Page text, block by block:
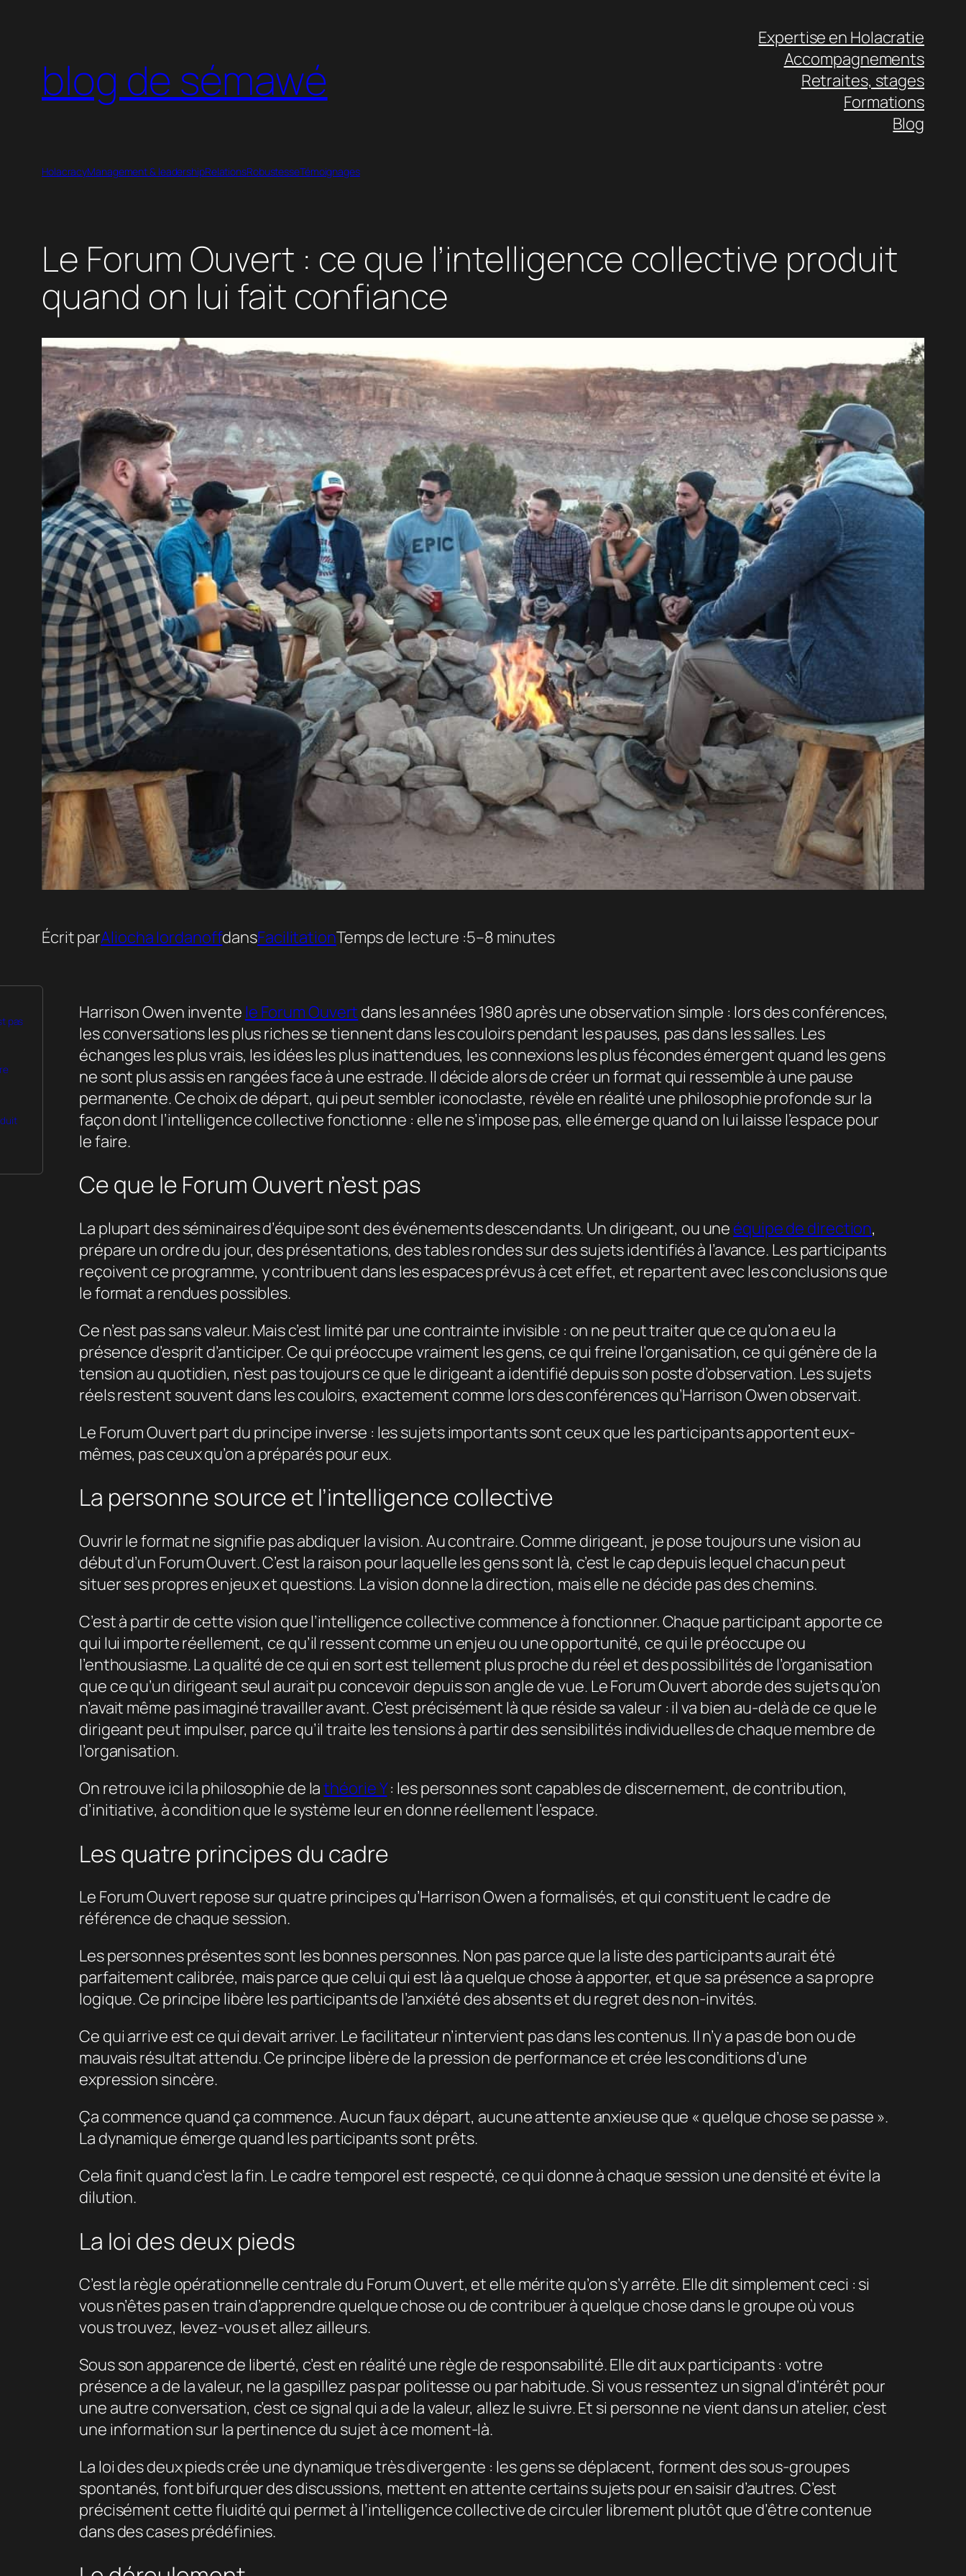
blog de sémawé
Expertise en Holacratie
Accompagnements
Retraites, stages
Formations
Blog
HolacracyManagement & leadershipRelationsRobustesseTémoignages
Le Forum Ouvert : ce que l’intelligence collective produit
quand on lui fait confiance
Écrit parAliocha IordanoffdansFacilitationTemps de lecture :5–8 minutes
pas Harrison Owen invente le Forum Ouvert dans les années 1980 après une observation simple : lors des conférences,
les conversations les plus riches se tiennent dans les couloirs pendant les pauses, pas dans les salles. Les
échanges les plus vrais, les idées les plus inattendues, les connexions les plus fécondes émergent quand les gens
ne sont plus assis en rangées face à une estrade. Il décide alors de créer un format qui ressemble à une pause
permanente. Ce choix de départ, qui peut sembler iconoclaste, révèle en réalité une philosophie profonde sur la
façon dont l’intelligence collective fonctionne : elle ne s’impose pas, elle émerge quand on lui laisse l’espace pour
le faire.
Ce que le Forum Ouvert n’est pas
La plupart des séminaires d’équipe sont des événements descendants. Un dirigeant, ou une équipe de direction,
prépare un ordre du jour, des présentations, des tables rondes sur des sujets identifiés à l’avance. Les participants
reçoivent ce programme, y contribuent dans les espaces prévus à cet effet, et repartent avec les conclusions que
le format a rendues possibles.
Ce n’est pas sans valeur. Mais c’est limité par une contrainte invisible : on ne peut traiter que ce qu’on a eu la
présence d’esprit d’anticiper. Ce qui préoccupe vraiment les gens, ce qui freine l’organisation, ce qui génère de la
tension au quotidien, n’est pas toujours ce que le dirigeant a identifié depuis son poste d’observation. Les sujets
réels restent souvent dans les couloirs, exactement comme lors des conférences qu’Harrison Owen observait.
Le Forum Ouvert part du principe inverse : les sujets importants sont ceux que les participants apportent eux-
mêmes, pas ceux qu’on a préparés pour eux.
La personne source et l’intelligence collective
Ouvrir le format ne signifie pas abdiquer la vision. Au contraire. Comme dirigeant, je pose toujours une vision au
début d’un Forum Ouvert. C’est la raison pour laquelle les gens sont là, c’est le cap depuis lequel chacun peut
situer ses propres enjeux et questions. La vision donne la direction, mais elle ne décide pas des chemins.
C’est à partir de cette vision que l’intelligence collective commence à fonctionner. Chaque participant apporte ce
qui lui importe réellement, ce qu’il ressent comme un enjeu ou une opportunité, ce qui le préoccupe ou
l’enthousiasme. La qualité de ce qui en sort est tellement plus proche du réel et des possibilités de l’organisation
que ce qu’un dirigeant seul aurait pu concevoir depuis son angle de vue. Le Forum Ouvert aborde des sujets qu’on
n’avait même pas imaginé travailler avant. C’est précisément là que réside sa valeur : il va bien au-delà de ce que le
dirigeant peut impulser, parce qu’il traite les tensions à partir des sensibilités individuelles de chaque membre de
l’organisation.
On retrouve ici la philosophie de lathéorie Y: les personnes sont capables de discernement, de contribution,
d’initiative, à condition que le système leur en donne réellement l’espace.
Les quatre principes du cadre
Le Forum Ouvert repose sur quatre principes qu’Harrison Owen a formalisés, et qui constituent le cadre de
référence de chaque session.
Les personnes présentes sont les bonnes personnes. Non pas parce que la liste des participants aurait été
parfaitement calibrée, mais parce que celui qui est là a quelque chose à apporter, et que sa présence a sa propre
logique. Ce principe libère les participants de l’anxiété des absents et du regret des non-invités.
Ce qui arrive est ce qui devait arriver. Le facilitateur n’intervient pas dans les contenus. Il n’y a pas de bon ou de
mauvais résultat attendu. Ce principe libère de la pression de performance et crée les conditions d’une
expression sincère.
Ça commence quand ça commence. Aucun faux départ, aucune attente anxieuse que « quelque chose se passe ».
La dynamique émerge quand les participants sont prêts.
Cela finit quand c’est la fin. Le cadre temporel est respecté, ce qui donne à chaque session une densité et évite la
dilution.
La loi des deux pieds
C’est la règle opérationnelle centrale du Forum Ouvert, et elle mérite qu’on s’y arrête. Elle dit simplement ceci : si
vous n’êtes pas en train d’apprendre quelque chose ou de contribuer à quelque chose dans le groupe où vous
vous trouvez, levez-vous et allez ailleurs.
Sous son apparence de liberté, c’est en réalité une règle de responsabilité. Elle dit aux participants : votre
présence a de la valeur, ne la gaspillez pas par politesse ou par habitude. Si vous ressentez un signal d’intérêt pour
une autre conversation, c’est ce signal qui a de la valeur, allez le suivre. Et si personne ne vient dans un atelier, c’est
une information sur la pertinence du sujet à ce moment-là.
La loi des deux pieds crée une dynamique très divergente : les gens se déplacent, forment des sous-groupes
spontanés, font bifurquer des discussions, mettent en attente certains sujets pour en saisir d’autres. C’est
précisément cette fluidité qui permet à l’intelligence collective de circuler librement plutôt que d’être contenue
dans des cases prédéfinies.